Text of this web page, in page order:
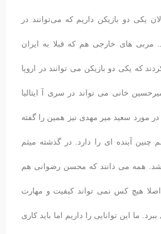
یکی دو بازیکن داریم که می‌توانند در
مربی های خارجی هم که قبلا به ایران
که یکی دو بازیکن می توانند در اروپا
خانی می تواند در سری آ ایتالیا
مورد سعید میر مهدی نیز همین را گفته
چنین آینده ای را دارد. در گذشته میثم
همه می دانند که محسن رضوانی هم
اصلا هیچ کس نمی تواند کیفیت و مهارت
ما این توانایی را داریم اما باید کاری